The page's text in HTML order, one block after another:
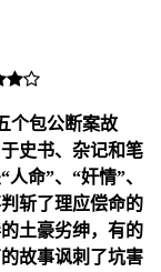
个包公断案故
史书、杂记和笔
命”、“奸情”、
斩了理应偿命的
土豪劣绅，有的
故事讽刺了坑害